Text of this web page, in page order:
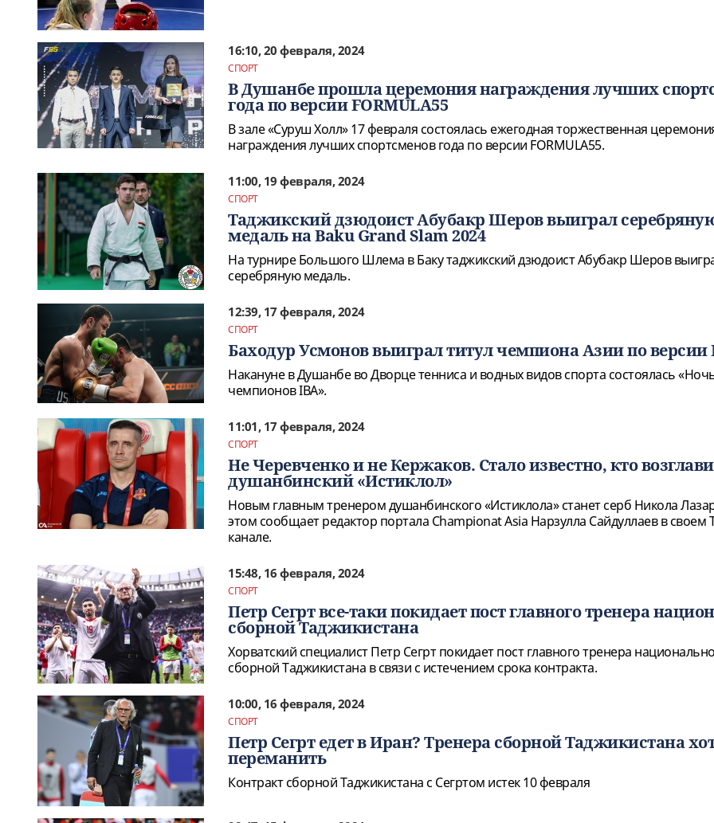
16:10, 20 февраля, 2024
СПОРТ
В Душанбе прошла церемония награждения лучших
года по версии FORMULA55
В зале «Суруш Холл» 17 февраля состоялась ежегодная торжественная
награждения лучших спортсменов года по версии FORMULA55.
11:00, 19 февраля, 2024
СПОРТ
Таджикский дзюдоист Абубакр Шеров выиграл
медаль на Baku Grand Slam 2024
На турнире Большого Шлема в Баку таджикский дзюдоист Абубакр Шеров
серебряную медаль.
12:39, 17 февраля, 2024
СПОРТ
Баходур Усмонов выиграл титул чемпиона Азии по
Накануне в Душанбе во Дворце тенниса и водных видов спорта состоялась
чемпионов IBA».
11:01, 17 февраля, 2024
СПОРТ
Не Черевченко и не Кержаков. Стало известно, кто
душанбинский «Истиклол»
Новым главным тренером душанбинского «Истиклола» станет серб Никола
этом сообщает редактор портала Championat Asia Нарзулла Сайдуллаев в своем
канале.
15:48, 16 февраля, 2024
СПОРТ
Петр Сегрт все-таки покидает пост главного тренера
сборной Таджикистана
Хорватский специалист Петр Сегрт покидает пост главного тренера
сборной Таджикистана в связи с истечением срока контракта.
10:00, 16 февраля, 2024
СПОРТ
Петр Сегрт едет в Иран? Тренера сборной Таджикистана
переманить
Контракт сборной Таджикистана с Сегртом истек 10 февраля